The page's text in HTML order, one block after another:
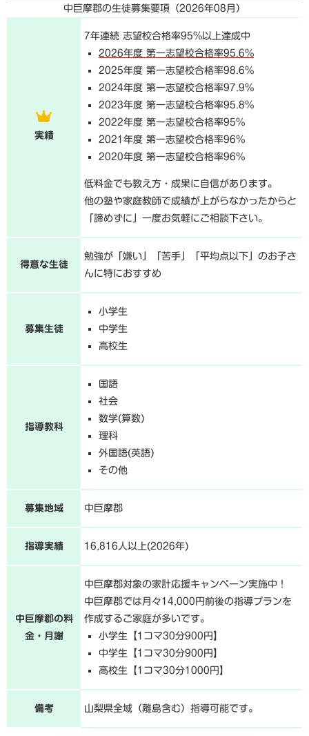
中巨摩郡の生徒募集要項（2026年08月 ）
実績
7年連続 志望校合格率95%以上達成中
2026年度 第一志望校合格率95.6%
2025年度 第一志望校合格率98.6%
2024年度 第一志望校合格率97.9%
2023年度 第一志望校合格率95.8%
2022年度 第一志望校合格率95%
2021年度 第一志望校合格率96%
2020年度 第一志望校合格率96%
低料金でも教え方・成果に自信があります。
他の塾や家庭教師で成績が上がらなかったからと
「諦めずに」一度お気軽にご相談下さい。
得意な生徒
勉強が「嫌い」「苦手」「平均点以下」のお子さ
んに特におすすめ
募集生徒
小学生
中学生
高校生
指導教科
国語
社会
数学(算数)
理科
外国語(英語)
その他
募集地域 中巨摩郡
指導実績 16,816人以上(2026年)
中巨摩郡の料
金・月謝
中巨摩郡対象の家計応援キャンペーン実施中！
中巨摩郡では月々14,000円前後の指導プランを
作成するご家庭が多いです。
小学生【1コマ30分900円】
中学生【1コマ30分900円】
高校生【1コマ30分1000円】
備考 山梨県全域（離島含む）指導可能です。